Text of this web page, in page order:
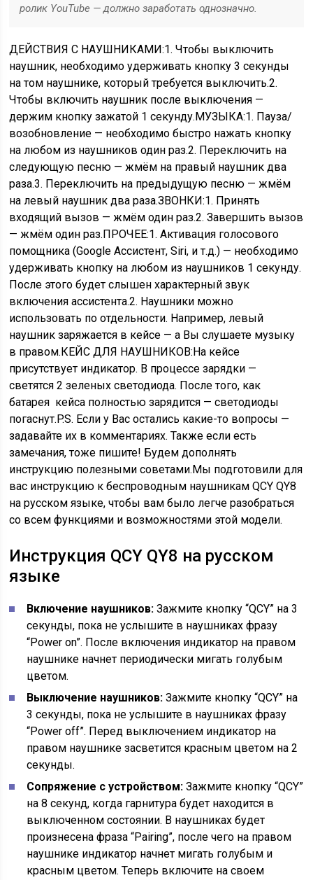
ролик YouTube — должно заработать однозначно.
ДЕЙСТВИЯ С НАУШНИКАМИ:1. Чтобы выключить
наушник, необходимо удерживать кнопку 3 секунды
на том наушнике, который требуется выключить.2.
Чтобы включить наушник после выключения —
держим кнопку зажатой 1 секунду. МУЗЫКА:1. Пауза/
возобновление — необходимо быстро нажать кнопку
на любом из наушников один раз.2. Переключить на
следующую песню — жмём на правый наушник два
раза.3. Переключить на предыдущую песню — жмём
на левый наушник два раза.ЗВОНКИ:1. Принять
входящий вызов — жмём один раз.2. Завершить вызов
— жмём один раз. ПРОЧЕЕ:1. Активация голосового
помощника (Google Ассистент, Siri, и т.д.) — необходимо
удерживать кнопку на любом из наушников 1 секунду.
После этого будет слышен характерный звук
включения ассистента.2. Наушники можно
использовать по отдельности. Например, левый
наушник заряжается в кейсе — а Вы слушаете музыку
в правом. КЕЙС ДЛЯ НАУШНИКОВ: На кейсе
присутствует индикатор. В процессе зарядки —
светятся 2 зеленых светодиода. После того, как
батарея кейса полностью зарядится — светодиоды
погаснут. P.S. Если у Вас остались какие-то вопросы —
задавайте их в комментариях. Также если есть
замечания, тоже пишите! Будем дополнять
инструкцию полезными советами. Мы подготовили для
вас инструкцию к беспроводным наушникам QCY QY8
на русском языке, чтобы вам было легче разобраться
со всем функциями и возможностями этой модели.
Инструкция QCY QY8 на русском
языке
Включение наушников: Зажмите кнопку “QCY” на 3
секунды, пока не услышите в наушниках фразу
“Power on”. После включения индикатор на правом
наушнике начнет периодически мигать голубым
цветом.
Выключение наушников: Зажмите кнопку “QCY” на
3 секунды, пока не услышите в наушниках фразу
“Power off”. Перед выключением индикатор на
правом наушнике засветится красным цветом на 2
секунды.
Сопряжение с устройством:Зажмите кнопку “QCY”
на 8 секунд, когда гарнитура будет находится в
выключенном состоянии. В наушниках будет
произнесена фраза “Pairing”, после чего на правом
наушнике индикатор начнет мигать голубым и
красным цветом. Теперь включите на своем